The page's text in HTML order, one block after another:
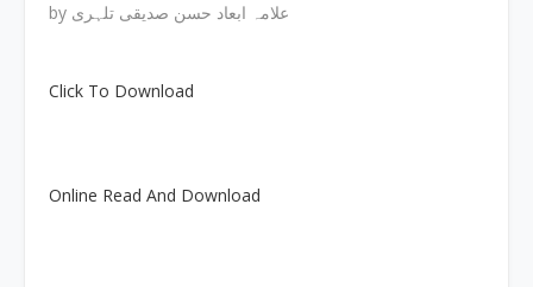
by علامہ ابعاد حسن صدیقی تلہری
Click To Download
Online Read And Download